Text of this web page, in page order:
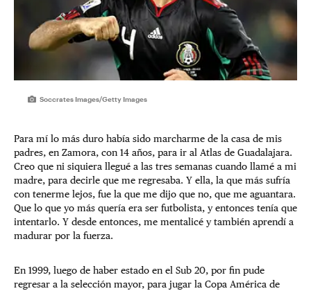
Soccrates Images/Getty Images
Para mí lo más duro había sido marcharme de la casa de mis
padres, en Zamora, con 14 años, para ir al Atlas de Guadalajara.
Creo que ni siquiera llegué a las tres semanas cuando llamé a mi
madre, para decirle que me regresaba. Y ella, la que más sufría
con tenerme lejos, fue la que me dijo que no, que me aguantara.
Que lo que yo más quería era ser futbolista, y entonces tenía que
intentarlo. Y desde entonces, me mentalicé y también aprendí a
madurar por la fuerza.
En 1999, luego de haber estado en el Sub 20, por fin pude
regresar a la selección mayor, para jugar la Copa América de